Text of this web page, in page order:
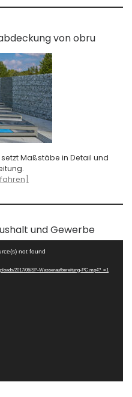
von obru
Maßstäbe in Detail und
und Gewerbe
not found
2017/06/SP-Wasseraufbereitung-PC.mp4?_=1